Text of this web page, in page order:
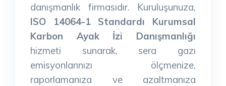
danışmanlık firmasıdır. Kuruluşunuza,
ISO 14064-1 Standardı Kurumsal
Karbon Ayak İzi Danışmanlığı
hizmeti sunarak, sera gazı
emisyonlarınızı ölçmenize,
raporlamanıza ve azaltmanıza